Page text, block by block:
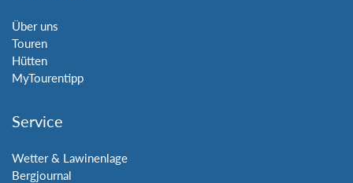
Über uns
Touren
Hütten
MyTourentipp
Service
Wetter & Lawinenlage
Bergjournal